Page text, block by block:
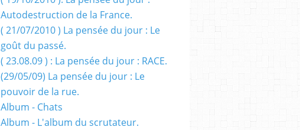
Autodestruction de la France.
( 21/07/2010 ) La pensée du jour : Le
goût du passé.
( 23.08.09 ) : La pensée du jour : RACE.
(29/05/09) La pensée du jour : Le
pouvoir de la rue.
Album - Chats
Album - L'album du scrutateur.